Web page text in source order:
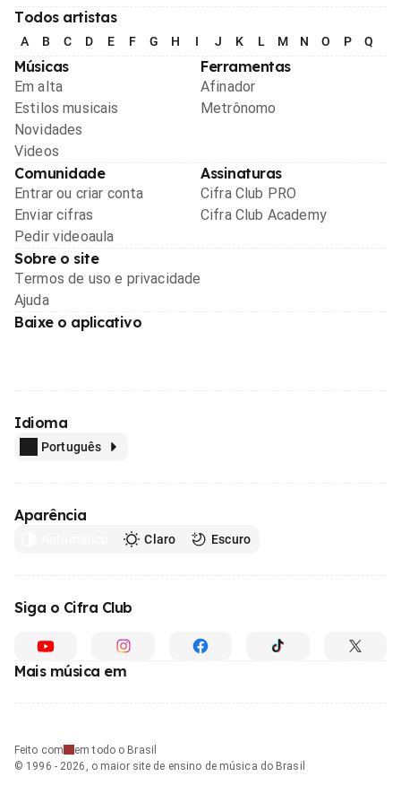
Todos artistas
A B C D E F G H I J K L M N O P Q
Músicas
Em alta
Estilos musicais
Novidades
Videos
Ferramentas
Afinador
Metrônomo
Comunidade
Entrar ou criar conta
Enviar cifras
Pedir videoaula
Assinaturas
Cifra Club PRO
Cifra Club Academy
Sobre o site
Termos de uso e privacidade
Ajuda
Baixe o aplicativo
Idioma
Português
Aparência
Claro Escuro
Siga o Cifra Club
Mais música em
Feito com
em todo o Brasil
© 1996 - 2026, o maior site de ensino de música do Brasil